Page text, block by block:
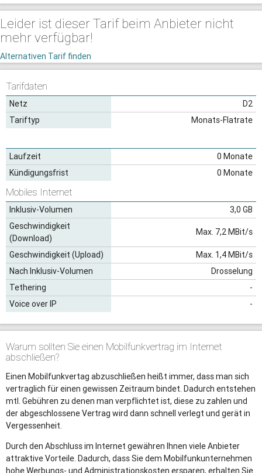
Leider ist dieser Tarif beim Anbieter nicht
mehr verfügbar!
Alternativen Tarif finden
Tarifdaten
Netz
D2
Tariftyp
Monats-Flatrate
Laufzeit
0 Monate
Kündigungsfrist
0 Monate
Mobiles Internet
Inklusiv-Volumen
3,0 GB
Geschwindigkeit
(Download)
Max. 7,2 MBit/s
Geschwindigkeit (Upload)
Max. 1,4 MBit/s
Nach Inklusiv-Volumen
Drosselung
Tethering
-
Voice over IP
-
Warum sollten Sie einen Mobilfunkvertrag im Internet
abschließen?
Einen Mobilfunkvertag abzuschließen heißt immer, dass man sich
vertraglich für einen gewissen Zeitraum bindet. Dadurch entstehen
mtl. Gebühren zu denen man verpflichtet ist, diese zu zahlen und
der abgeschlossene Vertrag wird dann schnell verlegt und gerät in
Vergessenheit.
Durch den Abschluss im Internet gewähren Ihnen viele Anbieter
attraktive Vorteile. Dadurch, dass Sie dem Mobilfunkunternehmen
hohe Werbungs- und Administrationskosten ersparen, erhalten Sie